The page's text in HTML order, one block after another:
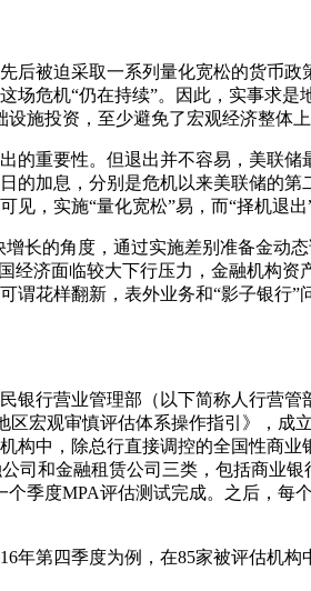
被迫采取一系列量化宽松的货币政
危机“仍在持续”。因此，实事求
施投资，至少避免了宏观经济整体上
要性。但退出并不容易，美联储
的加息，分别是危机以来美联储的
，实施“量化宽松”易，而“择机退出”
的角度，通过实施差别准备金动
济面临较大下行压力，金融机构
花样翻新，表外业务和“影子银行
行营业管理部（以下简称人行营管
宏观审慎评估体系操作指引》，成
中，除总行直接调控的全国性商业
和金融租赁公司三类，包括商业
季度MPA评估测试完成。之后，每
第四季度为例，在85家被评估机构